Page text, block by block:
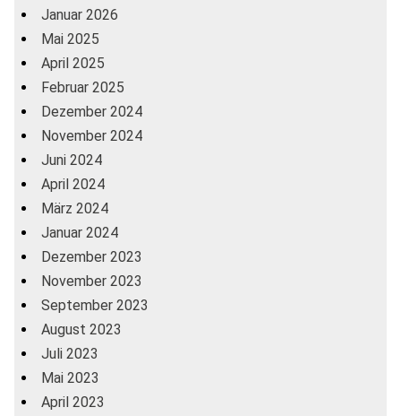
Januar 2026
Mai 2025
April 2025
Februar 2025
Dezember 2024
November 2024
Juni 2024
April 2024
März 2024
Januar 2024
Dezember 2023
November 2023
September 2023
August 2023
Juli 2023
Mai 2023
April 2023